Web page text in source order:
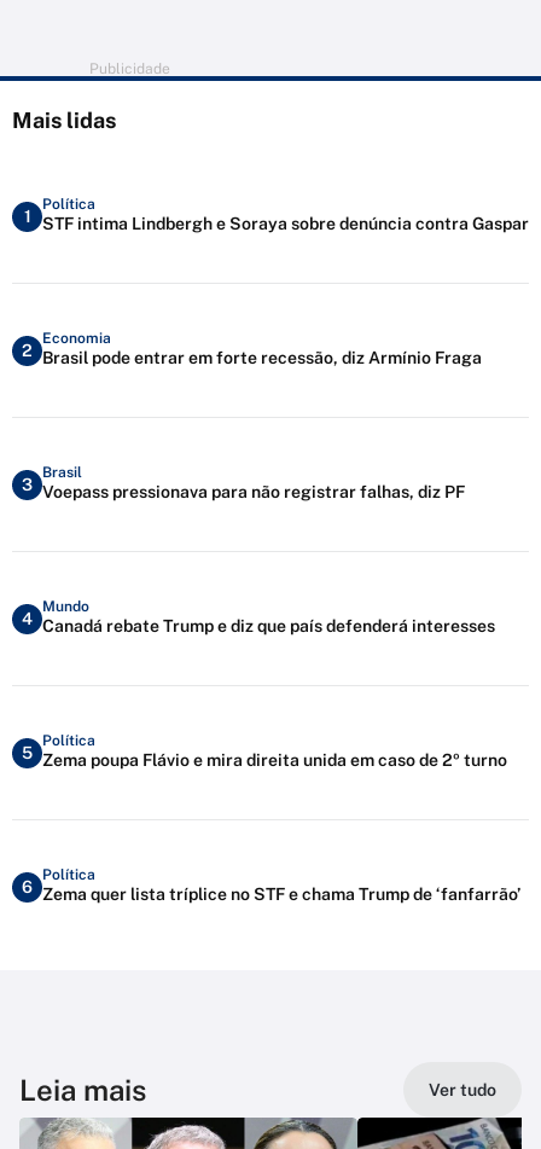
Publicidade
Mais lidas
1
Política
STF intima Lindbergh e Soraya sobre denúncia contra Gaspar
2
Economia
Brasil pode entrar em forte recessão, diz Armínio Fraga
3
Brasil
Voepass pressionava para não registrar falhas, diz PF
4
Mundo
Canadá rebate Trump e diz que país defenderá interesses
5
Política
Zema poupa Flávio e mira direita unida em caso de 2º turno
6
Política
Zema quer lista tríplice no STF e chama Trump de ‘fanfarrão’
Leia mais Ver tudo